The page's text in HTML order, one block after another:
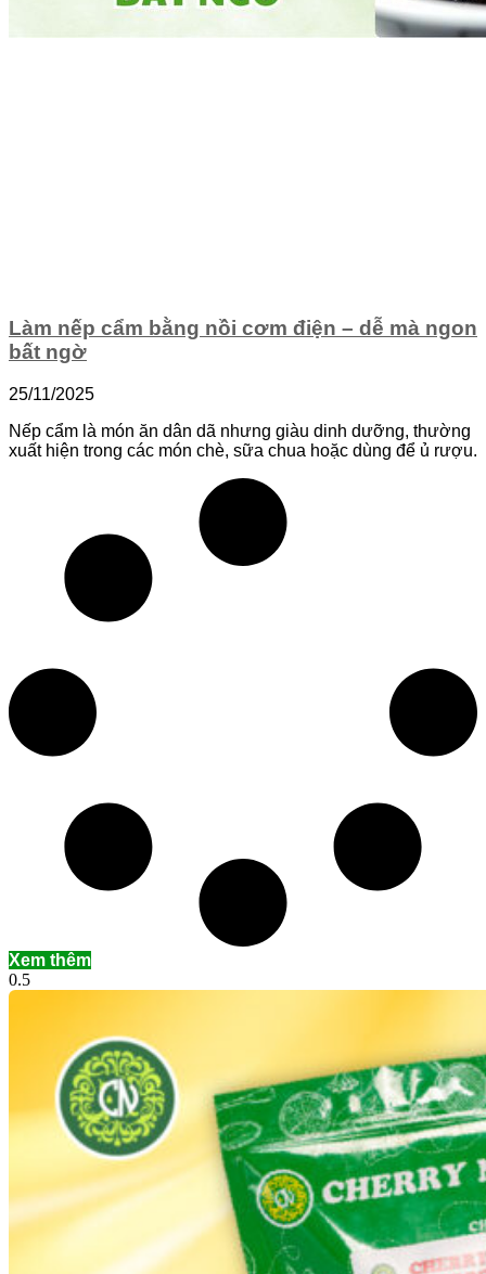
Làm nếp cẩm bằng nồi cơm điện – dễ mà ngon
bất ngờ
25/11/2025
Nếp cẩm là món ăn dân dã nhưng giàu dinh dưỡng, thường
xuất hiện trong các món chè, sữa chua hoặc dùng để ủ rượu.
Xem thêm